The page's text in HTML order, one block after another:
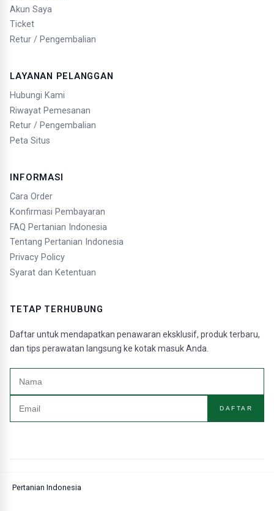
Akun Saya
Ticket
Retur / Pengembalian
LAYANAN PELANGGAN
Hubungi Kami
Riwayat Pemesanan
Retur / Pengembalian
Peta Situs
INFORMASI
Cara Order
Konfirmasi Pembayaran
FAQ Pertanian Indonesia
Tentang Pertanian Indonesia
Privacy Policy
Syarat dan Ketentuan
TETAP TERHUBUNG
Daftar untuk mendapatkan penawaran eksklusif, produk terbaru,
dan tips perawatan langsung ke kotak masuk Anda.
DAFTAR
Pertanian Indonesia